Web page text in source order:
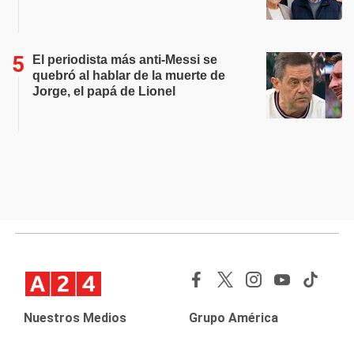
El periodista más anti-Messi se
quebró al hablar de la muerte de
Jorge, el papá de Lionel
Nuestros Medios Grupo América